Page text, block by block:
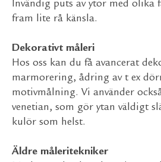
Invändig puts av ytor med
fram lite rå känsla.
Dekorativt måleri
Hos oss kan du få avancerat
marmorering, ådring av t ex
motivmålning. Vi använder
venetian, som gör ytan väldigt
kulör som helst.
Äldre måleritekniker